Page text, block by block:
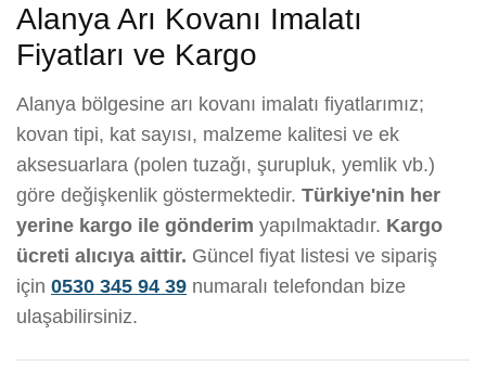
Alanya Arı Kovanı Imalatı
Fiyatları ve Kargo
Alanya bölgesine arı kovanı imalatı fiyatlarımız;
kovan tipi, kat sayısı, malzeme kalitesi ve ek
aksesuarlara (polen tuzağı, şurupluk, yemlik vb.)
göre değişkenlik göstermektedir. Türkiye'nin her
yerine kargo ile gönderim yapılmaktadır. Kargo
ücreti alıcıya aittir. Güncel fiyat listesi ve sipariş
için 0530 345 94 39 numaralı telefondan bize
ulaşabilirsiniz.